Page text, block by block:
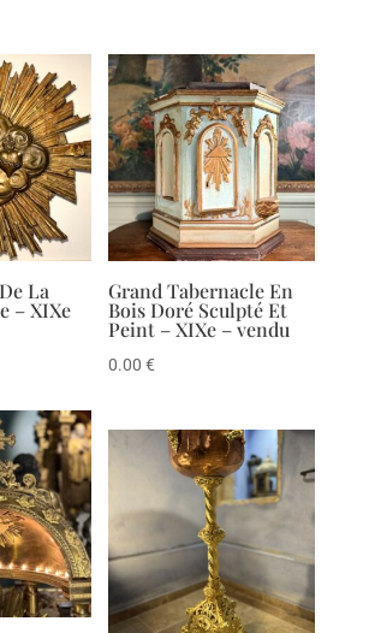
La
– XIXe
Grand Tabernacle En
Bois Doré Sculpté Et
Peint – XIXe – vendu
0.00€